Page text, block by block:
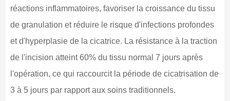
réactions inflammatoires, favoriser la croissance du tissu
de granulation et réduire le risque d'infections profondes
et d'hyperplasie de la cicatrice. La résistance à la traction
de l'incision atteint 60% du tissu normal 7 jours après
l'opération, ce qui raccourcit la période de cicatrisation de
3 à 5 jours par rapport aux soins traditionnels.